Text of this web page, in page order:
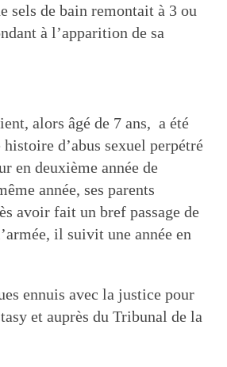
sels de bain remontait à 3 ou
à l’apparition de sa
alors âgé de 7 ans, a été
d’abus sexuel perpétré
en deuxième année de
année, ses parents
avoir fait un bref passage de
il suivit une année en
ennuis avec la justice pour
et auprès du Tribunal de la